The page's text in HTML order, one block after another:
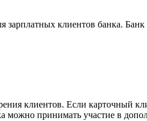
клиентов банка. Банк
клиентов. Если карточный
принимать участие в